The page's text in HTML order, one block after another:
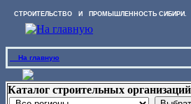
СТРОИТЕЛЬСТВО И ПРОМЫШЛЕННОСТЬ СИБИРИ.
На главную
Каталог строительных организаций